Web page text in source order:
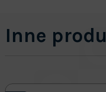
Inne